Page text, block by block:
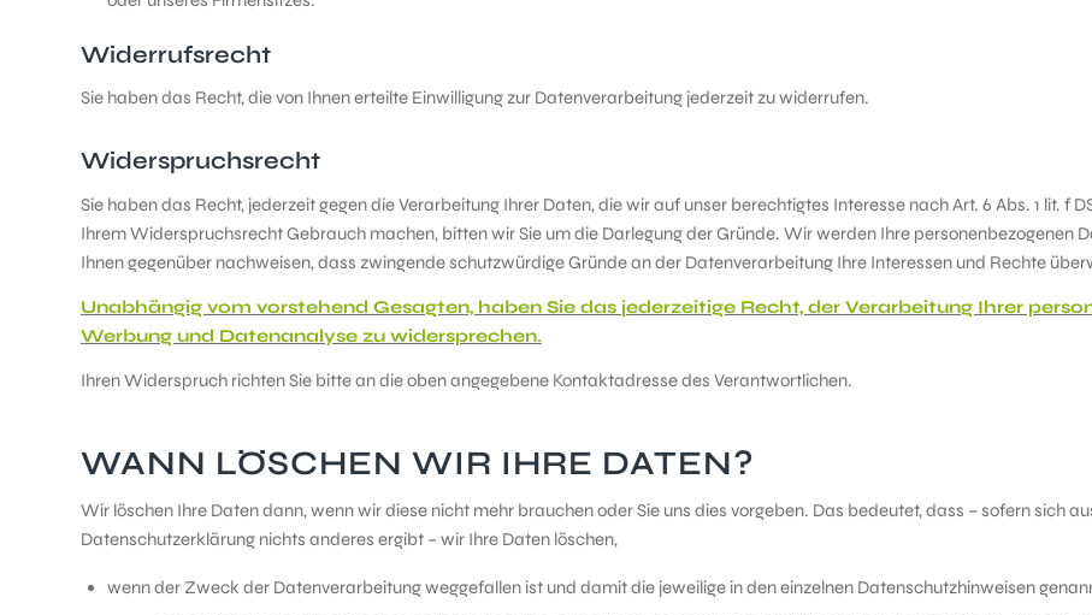
Widerrufsrecht
Sie haben das Recht, die von Ihnen erteilte Einwilligung zur Datenverarbeitung jederzeit zu widerrufen.
Widerspruchsrecht
Sie haben das Recht, jederzeit gegen die Verarbeitung Ihrer Daten, die wir auf unser berechtigtes Interesse nach Art. 6 Abs. 1 lit. f
Ihrem Widerspruchsrecht Gebrauch machen, bitten wir Sie um die Darlegung der Gründe. Wir werden Ihre personenbezogenen
Ihnen gegenüber nachweisen, dass zwingende schutzwürdige Gründe an der Datenverarbeitung Ihre Interessen und Rechte
Unabhängig vom vorstehend Gesagten, haben Sie das jederzeitige Recht, der Verarbeitung Ihrer
Werbung und Datenanalyse zu widersprechen.
Ihren Widerspruch richten Sie bitte an die oben angegebene Kontaktadresse des Verantwortlichen.
WANN LÖSCHEN WIR IHRE DATEN?
Wir löschen Ihre Daten dann, wenn wir diese nicht mehr brauchen oder Sie uns dies vorgeben. Das bedeutet, dass – sofern sich
Datenschutzerklärung nichts anderes ergibt – wir Ihre Daten löschen,
wenn der Zweck der Datenverarbeitung weggefallen ist und damit die jeweilige in den einzelnen Datenschutzhinweisen